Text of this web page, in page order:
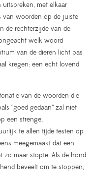
met elkaar
van woorden op de juiste
de rechterzijde van de
welk woord
van de dieren licht pas
kregen: een echt lovend
van de woorden die
‘’goed gedaan’’ zal niet
een strenge,
te allen tijde testen op
meegemaakt dat een
maar stopte. Als de hond
beveelt om te stoppen,